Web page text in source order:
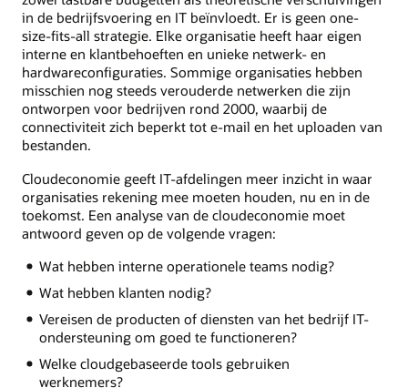
in de bedrijfsvoering en IT beïnvloedt. Er is geen one-
size-fits-all strategie. Elke organisatie heeft haar eigen
interne en klantbehoeften en unieke netwerk- en
hardwareconfiguraties. Sommige organisaties hebben
misschien nog steeds verouderde netwerken die zijn
ontworpen voor bedrijven rond 2000, waarbij de
connectiviteit zich beperkt tot e-mail en het uploaden van
bestanden.
Cloudeconomie geeft IT-afdelingen meer inzicht in waar
organisaties rekening mee moeten houden, nu en in de
toekomst. Een analyse van de cloudeconomie moet
antwoord geven op de volgende vragen:
Wat hebben interne operationele teams nodig?
Wat hebben klanten nodig?
Vereisen de producten of diensten van het bedrijf IT-
ondersteuning om goed te functioneren?
Welke cloudgebaseerde tools gebruiken
werknemers?